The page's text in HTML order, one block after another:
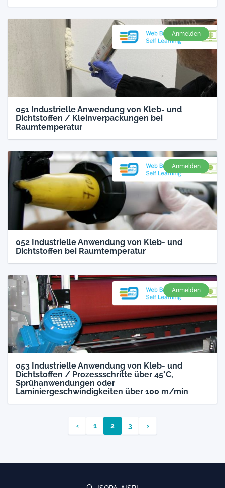
Anmelden
051 Industrielle Anwendung von Kleb- und
Dichtstoffen / Kleinverpackungen bei
Raumtemperatur
Anmelden
052 Industrielle Anwendung von Kleb- und
Dichtstoffen bei Raumtemperatur
Anmelden
053 Industrielle Anwendung von Kleb- und
Dichtstoffen / Prozessschritte über 45°C,
Sprühanwendungen oder
Laminiergeschwindigkeiten über 100 m/min
‹ 1 2 3 ›